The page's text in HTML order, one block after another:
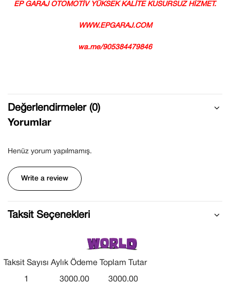
EP GARAJ OTOMOTİV YÜKSEK KALİTE KUSURSUZ HİZMET.
WWW.EPGARAJ.COM
wa.me/905384479846
Değerlendirmeler (0)
Yorumlar
Henüz yorum yapılmamış.
Write a review
Taksit Seçenekleri
Taksit Sayısı Aylık Ödeme Toplam Tutar
1 3000.00 3000.00